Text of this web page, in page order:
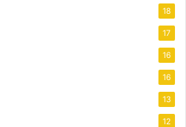
18
17
16
16
13
12